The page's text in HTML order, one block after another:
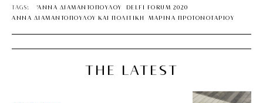
TAGS: 'ΑΝΝΑ ΔΙΑΜΑΝΤΟΠΟΥΛΟΥ
DELFI FORUM 2020
ΑΝΝΑ ΔΙΑΜΑΝΤΟΠΟΥΛΟΥ ΚΑΙ ΠΟΛΙΤΙΚΗ
ΜΑΡΙΝΑ ΠΡΩΤΟΝΟΤΑΡΙΟΥ
THE LATEST